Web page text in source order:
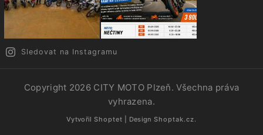
Sledovat na Instagramu
Copyright 2026 CITY MOTO Plzeň. Všechna práva
vyhrazena.
Vytvořil Shoptet | Design Shoptak.cz.